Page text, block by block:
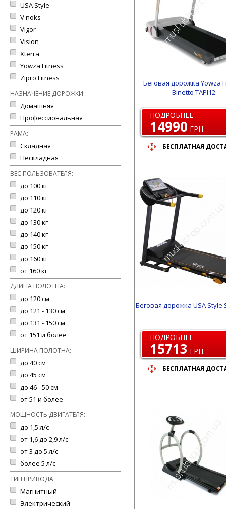
USA Style
V noks
Vigor
Vision
Xterra
Yowza Fitness
Zipro Fitness
НАЗНАЧЕНИЕ ДОРОЖКИ:
Домашняя
Профессиональная
РАМА:
Складная
Нескладная
ВЕС ПОЛЬЗОВАТЕЛЯ:
до 100 кг
до 110 кг
до 120 кг
до 130 кг
до 140 кг
до 150 кг
до 160 кг
от 160 кг
ДЛИНА ПОЛОТНА:
до 120 см
до 121 - 130 см
до 131 - 150 см
от 151 и более
ШИРИНА ПОЛОТНА:
до 40 см
до 45 см
до 46 - 50 см
от 51 и более
МОЩНОСТЬ ДВИГАТЕЛЯ:
до 1,5 л/с
от 1,6 до 2,9 л/с
от 3 до 5 л/с
более 5 л/с
ТИП ПРИВОДА
Магнитный
Электрический
Беговая дорожка Yowza
Binetto TAPI12
ПОДРОБНЕЕ
14990 ГРН.
БЕСПЛАТНАЯ
Беговая дорожка USA Style
ПОДРОБНЕЕ
15713 ГРН.
БЕСПЛАТНАЯ